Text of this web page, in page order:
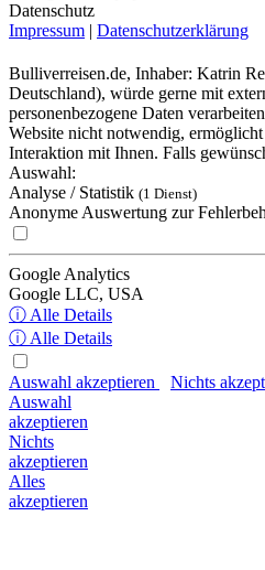
Datenschutz
Impressum | Datenschutzerklärung
Bulliverreisen.de, Inhaber: Katrin
Deutschland), würde gerne mit
personenbezogene Daten
Website nicht notwendig,
Interaktion mit Ihnen. Falls
Auswahl:
Analyse / Statistik (1 Dienst)
Anonyme Auswertung zur
Google Analytics
Google LLC, USA
ⓘ Alle Details
ⓘ Alle Details
Auswahl akzeptieren Nichts
Auswahl
akzeptieren
Nichts
akzeptieren
Alles
akzeptieren